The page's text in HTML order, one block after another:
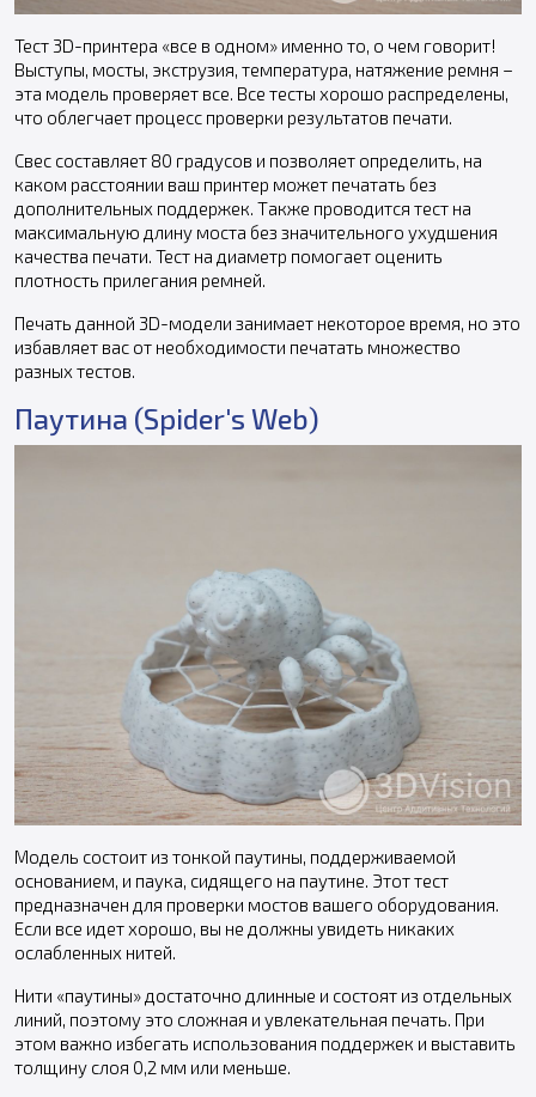
Тест 3D-принтера «все в одном» именно то, о чем говорит!
Выступы, мосты, экструзия, температура, натяжение ремня –
эта модель проверяет все. Все тесты хорошо распределены,
что облегчает процесс проверки результатов печати.
Свес составляет 80 градусов и позволяет определить, на
каком расстоянии ваш принтер может печатать без
дополнительных поддержек. Также проводится тест на
максимальную длину моста без значительного ухудшения
качества печати. Тест на диаметр помогает оценить
плотность прилегания ремней.
Печать данной 3D-модели занимает некоторое время, но это
избавляет вас от необходимости печатать множество
разных тестов.
Паутина (Spider's Web)
Модель состоит из тонкой паутины, поддерживаемой
основанием, и паука, сидящего на паутине. Этот тест
предназначен для проверки мостов вашего оборудования.
Если все идет хорошо, вы не должны увидеть никаких
ослабленных нитей.
Нити «паутины» достаточно длинные и состоят из отдельных
линий, поэтому это сложная и увлекательная печать. При
этом важно избегать использования поддержек и выставить
толщину слоя 0,2 мм или меньше.